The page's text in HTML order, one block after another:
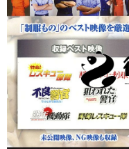
[danji] 制服 ザ
当前隐藏内容需要